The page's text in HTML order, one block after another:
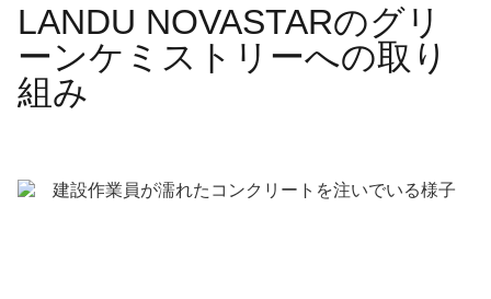
LANDU NOVASTARのグリ
ーンケミストリーへの取り
組み